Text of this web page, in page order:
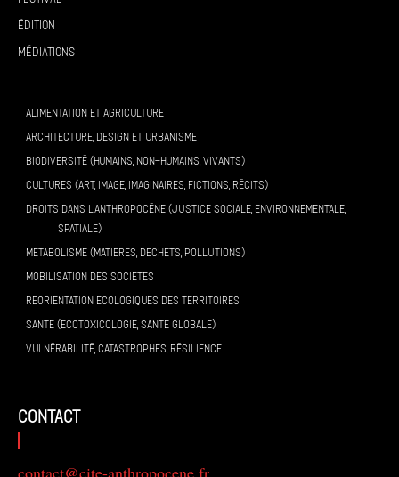
Édition
Médiations
ALIMENTATION ET AGRICULTURE
ARCHITECTURE, DESIGN ET URBANISME
BIODIVERSITÉ (HUMAINS, NON-HUMAINS, VIVANTS)
CULTURES (ART, IMAGE, IMAGINAIRES, FICTIONS, RÉCITS)
DROITS DANS L’ANTHROPOCÈNE (JUSTICE SOCIALE, ENVIRONNEMENTALE,
SPATIALE)
MÉTABOLISME (MATIÈRES, DÉCHETS, POLLUTIONS)
MOBILISATION DES SOCIÉTÉS
RÉORIENTATION ÉCOLOGIQUES DES TERRITOIRES
SANTÉ (ÉCOTOXICOLOGIE, SANTÉ GLOBALE)
VULNÉRABILITÉ, CATASTROPHES, RÉSILIENCE
contact
contact@cite-anthropocene.fr